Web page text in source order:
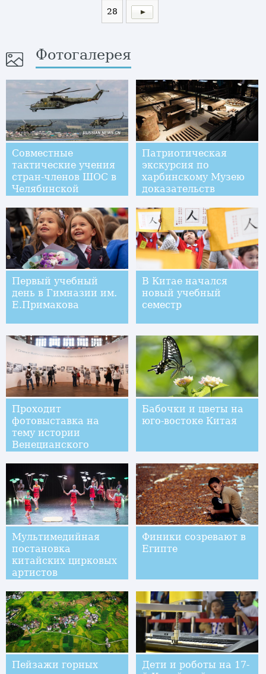
28
Фотогалерея
Совместные
тактические учения
стран-членов ШОС в
Челябинской
Патриотическая
экскурсия по
харбинскому Музею
доказательств
отряда Квантунской
армии
Первый учебный
день в Гимназии им.
Е.Примакова
В Китае начался
новый учебный
семестр
Проходит
фотовыставка на
тему истории
Венецианского
Бабочки и цветы на
юго-востоке Китая
Мультимедийная
постановка
китайских цирковых
артистов
Швейцарии
Финики созревают в
Египте
Пейзажи горных
Дети и роботы на 17-